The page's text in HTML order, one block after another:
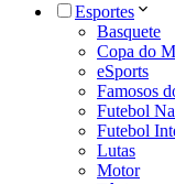
Esportes
Basquete
Copa do
eSports
Famosos
Futebol
Futebol
Lutas
Motor